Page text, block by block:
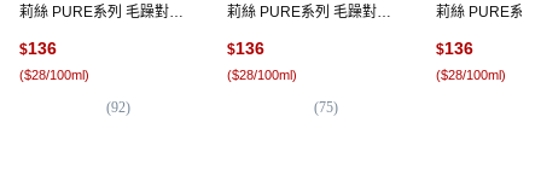
莉絲 PURE系列 毛躁對策
$136
($28/100ml)
(92)
莉絲 PURE系列 毛躁對策
$136
($28/100ml)
(75)
莉絲 PURE系
$136
($28/100ml)